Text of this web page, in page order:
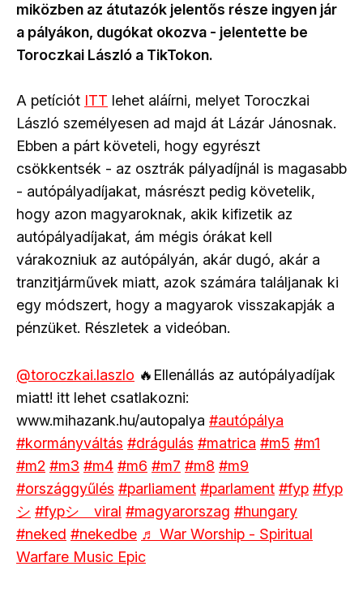
miközben az átutazók jelentős része ingyen jár
a pályákon, dugókat okozva - jelentette be
Toroczkai László a TikTokon.
A petíciót ITT lehet aláírni, melyet Toroczkai
László személyesen ad majd át Lázár Jánosnak.
Ebben a párt követeli, hogy egyrészt
csökkentsék - az osztrák pályadíjnál is magasabb
- autópályadíjakat, másrészt pedig követelik,
hogy azon magyaroknak, akik kifizetik az
autópályadíjakat, ám mégis órákat kell
várakozniuk az autópályán, akár dugó, akár a
tranzitjárművek miatt, azok számára találjanak ki
egy módszert, hogy a magyarok visszakapják a
pénzüket. Részletek a videóban.
@toroczkai.laszlo 🔥Ellenállás az autópályadíjak
miatt! itt lehet csatlakozni:
www.mihazank.hu/autopalya #autópálya
#kormányváltás #drágulás #matrica #m5 #m1
#m2 #m3 #m4 #m6 #m7 #m8 #m9
#országgyűlés #parliament #parlament #fyp #fyp
シ #fypシ゚viral #magyarorszag #hungary
#neked #nekedbe ♬ War Worship - Spiritual
Warfare Music Epic